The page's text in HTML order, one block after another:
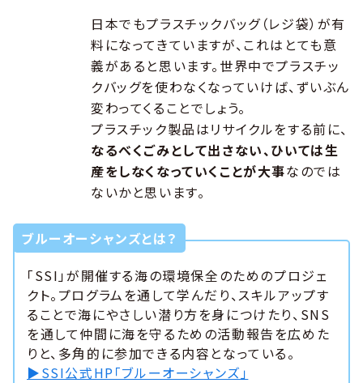
日本でもプラスチックバッグ（レジ袋）が有
料になってきていますが、これはとても意
義があると思います。世界中でプラスチッ
クバッグを使わなくなっていけば、ずいぶん
変わってくることでしょう。
プラスチック製品はリサイクルをする前に、
なるべくごみとして出さない、ひいては生
産をしなくなっていくことが大事なのでは
ないかと思います。
ブルーオーシャンズとは？
「SSI」が開催する海の環境保全のためのプロジェ
クト。プログラムを通して学んだり、スキルアップす
ることで海にやさしい潜り方を身につけたり、SNS
を通して仲間に海を守るための活動報告を広めた
りと、多角的に参加できる内容となっている。
▶︎SSI公式HP「ブルーオーシャンズ」